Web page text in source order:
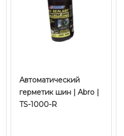
Автоматический
герметик шин | Abro |
TS-1000-R